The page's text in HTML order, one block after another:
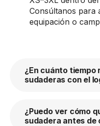
Consúltanos para
equipación o
¿En cuánto tiempo
sudaderas con el
¿Puedo ver cómo
sudadera antes de